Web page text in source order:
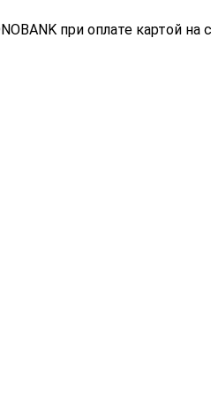
при оплате картой на